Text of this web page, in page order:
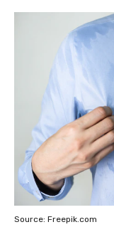
Source: Freepik.com